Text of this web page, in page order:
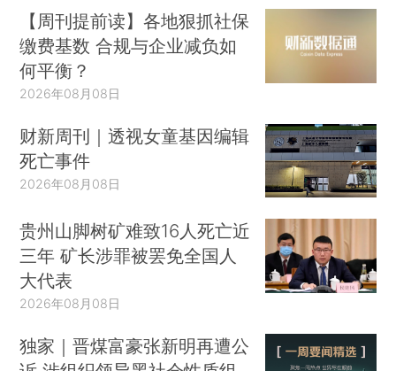
【周刊提前读】各地狠抓社保
缴费基数 合规与企业减负如
何平衡？
2026年08月08日
财新周刊｜透视女童基因编辑
死亡事件
2026年08月08日
贵州山脚树矿难致16人死亡近
三年 矿长涉罪被罢免全国人
大代表
2026年08月08日
独家｜晋煤富豪张新明再遭公